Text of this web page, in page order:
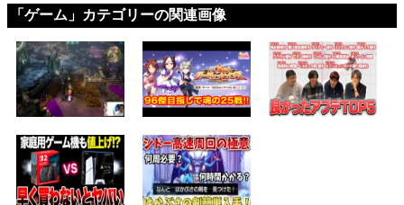
「ゲーム」カテゴリーの関連画像